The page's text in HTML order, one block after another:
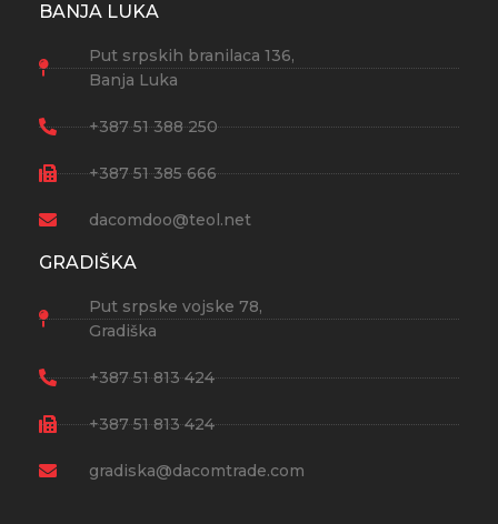
BANJA LUKA
Put srpskih branilaca 136,
Banja Luka
+387 51 388 250
+387 51 385 666
dacomdoo@teol.net
GRADIŠKA
Put srpske vojske 78,
Gradiška
+387 51 813 424
+387 51 813 424
gradiska@dacomtrade.com